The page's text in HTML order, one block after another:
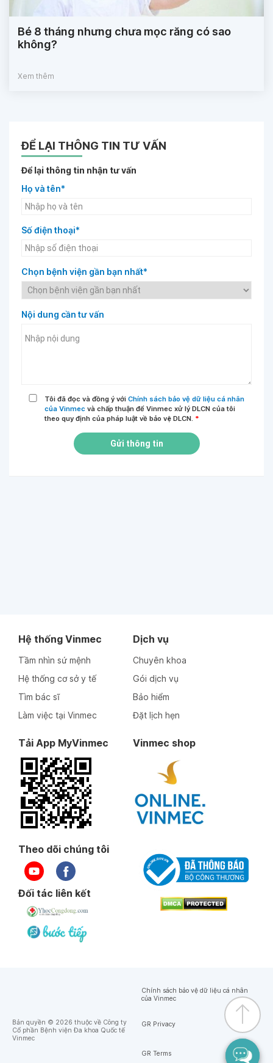
Bé 8 tháng nhưng chưa mọc răng có sao
không?
Xem thêm
ĐỂ LẠI THÔNG TIN TƯ VẤN
Để lại thông tin nhận tư vấn
Họ và tên*
Số điện thoại*
Chọn bệnh viện gần bạn nhất*
Nội dung cần tư vấn
Tôi đã đọc và đồng ý với Chính sách bảo vệ dữ liệu cá nhân
của Vinmec và chấp thuận để Vinmec xử lý DLCN của tôi
theo quy định của pháp luật về bảo vệ DLCN. *
Gửi thông tin
Hệ thống Vinmec
Tầm nhìn sứ mệnh
Hệ thống cơ sở y tế
Tìm bác sĩ
Làm việc tại Vinmec
Dịch vụ
Chuyên khoa
Gói dịch vụ
Bảo hiểm
Đặt lịch hẹn
Tải App MyVinmec Vinmec shop
Theo dõi chúng tôi
Đối tác liên kết
Bản quyền © 2026 thuộc về Công ty
Cổ phần Bệnh viện Đa khoa Quốc tế
Vinmec
Chính sách bảo vệ dữ liệu cá nhân
của Vinmec
GR Privacy
GR Terms